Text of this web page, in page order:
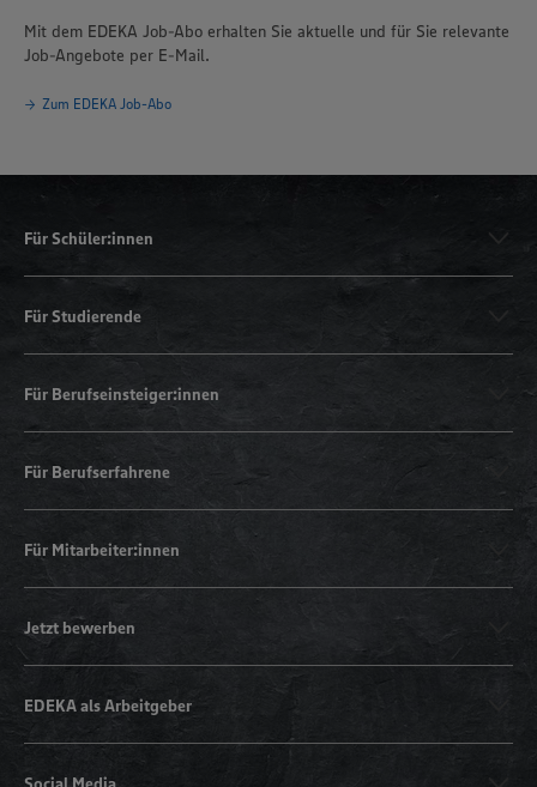
Mit dem EDEKA Job-Abo erhalten Sie aktuelle und für Sie relevante
Job-Angebote per E-Mail.
Zum EDEKA Job-Abo
Für Schüler:innen
Für Studierende
Für Berufseinsteiger:innen
Für Berufserfahrene
Für Mitarbeiter:innen
Jetzt bewerben
EDEKA als Arbeitgeber